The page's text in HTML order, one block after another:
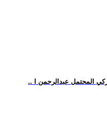
المحتمل عبدالرحمن ا